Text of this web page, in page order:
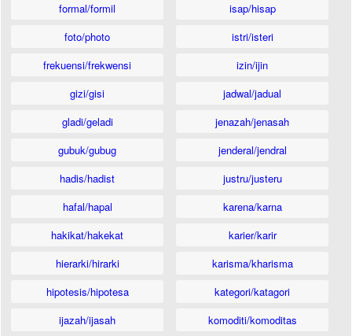
formal/formil
foto/photo
frekuensi/frekwensi
gizi/gisi
gladi/geladi
gubuk/gubug
hadis/hadist
hafal/hapal
hakikat/hakekat
hierarki/hirarki
hipotesis/hipotesa
ijazah/ijasah
isap/hisap
istri/isteri
izin/ijin
jadwal/jadual
jenazah/jenasah
jenderal/jendral
justru/justeru
karena/karna
karier/karir
karisma/kharisma
kategori/katagori
komoditi/komoditas